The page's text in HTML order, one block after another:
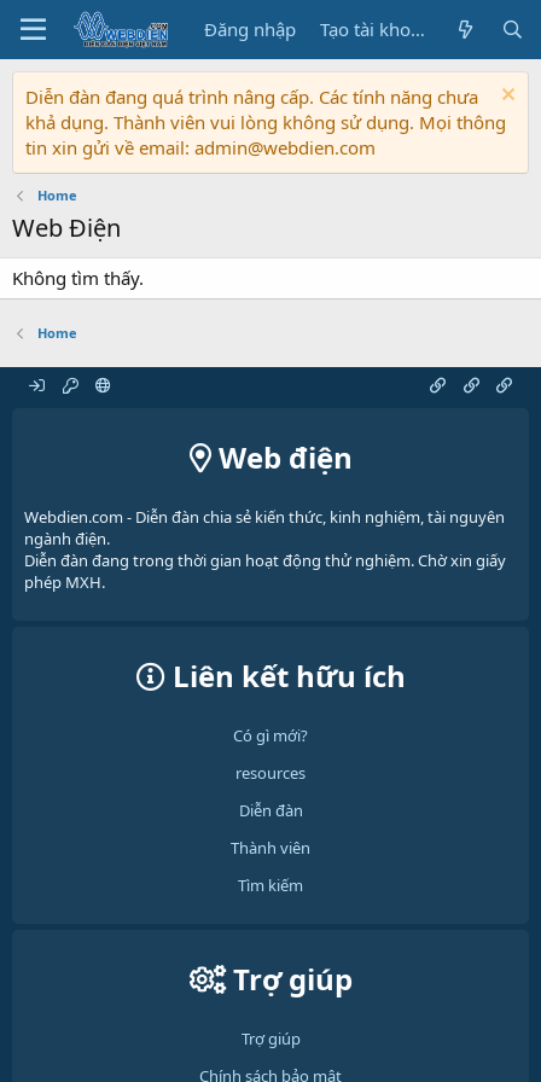
Đăng nhập Tạo tài khoản
Diễn đàn đang quá trình nâng cấp. Các tính năng chưa
khả dụng. Thành viên vui lòng không sử dụng. Mọi thông
tin xin gửi về email: admin@webdien.com
Home
Web Điện
Không tìm thấy.
Home
Web điện
Webdien.com - Diễn đàn chia sẻ kiến thức, kinh nghiệm, tài nguyên
ngành điện.
Diễn đàn đang trong thời gian hoạt động thử nghiệm. Chờ xin giấy
phép MXH.
Liên kết hữu ích
Có gì mới?
resources
Diễn đàn
Thành viên
Tìm kiếm
Trợ giúp
Trợ giúp
Chính sách bảo mật